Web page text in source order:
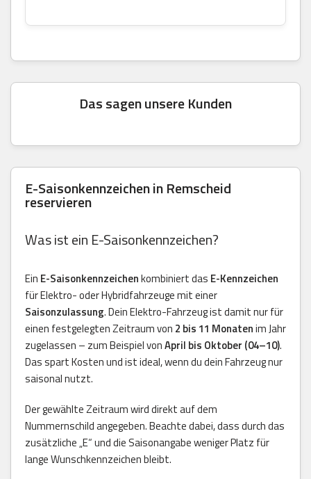
Das sagen unsere Kunden
E-Saisonkennzeichen in Remscheid
reservieren
Was ist ein E-Saisonkennzeichen?
Ein E-Saisonkennzeichenkombiniert das E-Kennzeichen
für Elektro- oder Hybridfahrzeuge mit einer
Saisonzulassung. Dein Elektro-Fahrzeug ist damit nur für
einen festgelegten Zeitraum von 2 bis 11 Monatenim Jahr
zugelassen – zum Beispiel vonApril bis Oktober (04–10).
Das spart Kosten und ist ideal, wenn du dein Fahrzeug nur
saisonal nutzt.
Der gewählte Zeitraum wird direkt auf dem
Nummernschild angegeben. Beachte dabei, dass durch das
zusätzliche „E“ und die Saisonangabe weniger Platz für
lange Wunschkennzeichen bleibt.